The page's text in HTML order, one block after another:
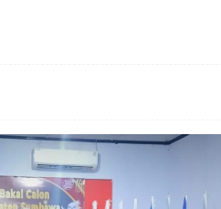
Raih Kemenangan